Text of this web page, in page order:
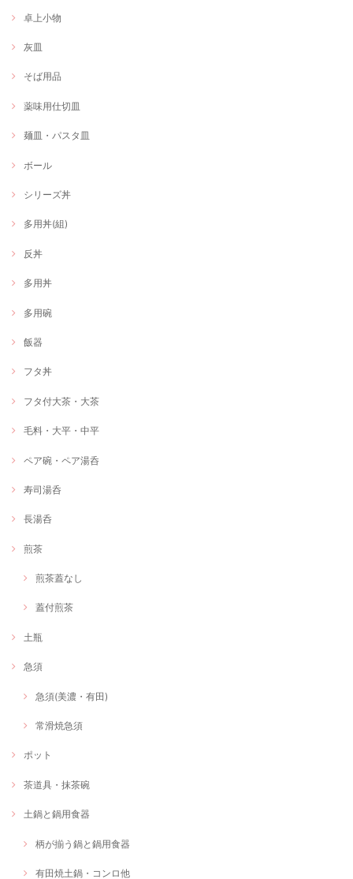
卓上小物
灰皿
そば用品
薬味用仕切皿
麺皿・パスタ皿
ボール
シリーズ丼
多用丼(組)
反丼
多用丼
多用碗
飯器
フタ丼
フタ付大茶・大茶
毛料・大平・中平
ペア碗・ペア湯呑
寿司湯呑
長湯呑
煎茶
煎茶蓋なし
蓋付煎茶
土瓶
急須
急須(美濃・有田)
常滑焼急須
ポット
茶道具・抹茶碗
土鍋と鍋用食器
柄が揃う鍋と鍋用食器
有田焼土鍋・コンロ他